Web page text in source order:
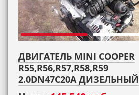
ДВИГАТЕЛЬ MINI COOPER
R55,R56,R57,R58,R59
2.0DN47C20A ДИЗЕЛЬНЫЙ